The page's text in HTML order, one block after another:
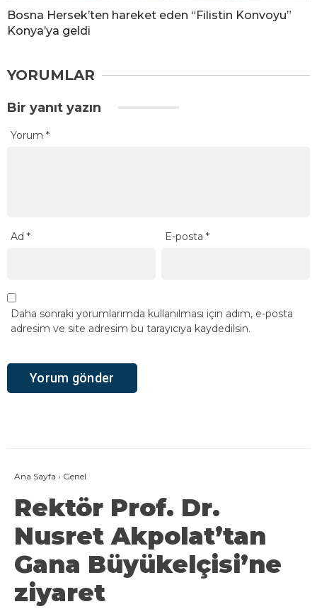
Bosna Hersek’ten hareket eden “Filistin Konvoyu”
Konya’ya geldi
YORUMLAR
Bir yanıt yazın
Yorum *
Ad * E-posta*
Daha sonraki yorumlarımda kullanılması için adım, e-posta
adresim ve site adresim bu tarayıcıya kaydedilsin.
Ana Sayfa › Genel
Rektör Prof. Dr.
Nusret Akpolat’tan
Gana Büyükelçisi’ne
ziyaret